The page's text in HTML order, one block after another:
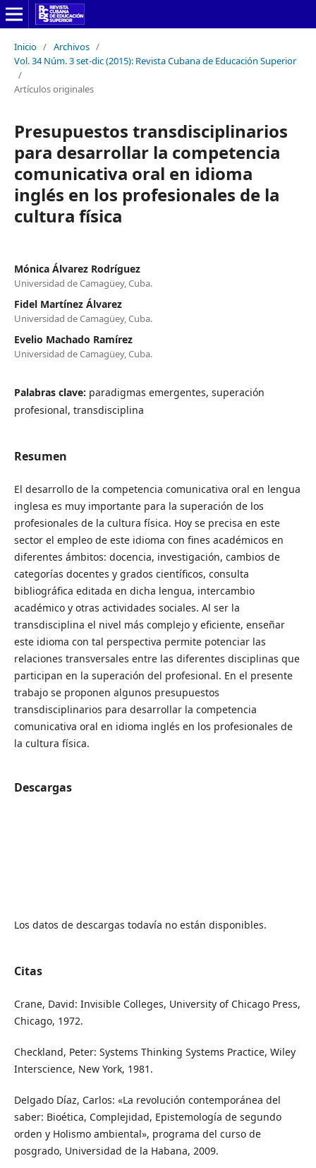
Inicio / Archivos /
Vol. 34 Núm. 3 set-dic (2015): Revista Cubana de Educación Superior
/
Artículos originales
Presupuestos transdisciplinarios
para desarrollar la competencia
comunicativa oral en idioma
inglés en los profesionales de la
cultura física
Mónica Álvarez Rodríguez
Universidad de Camagüey, Cuba.
Fidel Martínez Álvarez
Universidad de Camagüey, Cuba.
Evelio Machado Ramírez
Universidad de Camagüey, Cuba.
Palabras clave: paradigmas emergentes, superación
profesional, transdisciplina
Resumen
El desarrollo de la competencia comunicativa oral en lengua
inglesa es muy importante para la superación de los
profesionales de la cultura física. Hoy se precisa en este
sector el empleo de este idioma con fines académicos en
diferentes ámbitos: docencia, investigación, cambios de
categorías docentes y grados científicos, consulta
bibliográfica editada en dicha lengua, intercambio
académico y otras actividades sociales. Al ser la
transdisciplina el nivel más complejo y eficiente, enseñar
este idioma con tal perspectiva permite potenciar las
relaciones transversales entre las diferentes disciplinas que
participan en la superación del profesional. En el presente
trabajo se proponen algunos presupuestos
transdisciplinarios para desarrollar la competencia
comunicativa oral en idioma inglés en los profesionales de
la cultura física.
Descargas
Los datos de descargas todavía no están disponibles.
Citas
Crane, David: Invisible Colleges, University of Chicago Press,
Chicago, 1972.
Checkland, Peter: Systems Thinking Systems Practice, Wiley
Interscience, New York, 1981.
Delgado Díaz, Carlos: «La revolución contemporánea del
saber: Bioética, Complejidad, Epistemología de segundo
orden y Holismo ambiental», programa del curso de
posgrado, Universidad de la Habana, 2009.